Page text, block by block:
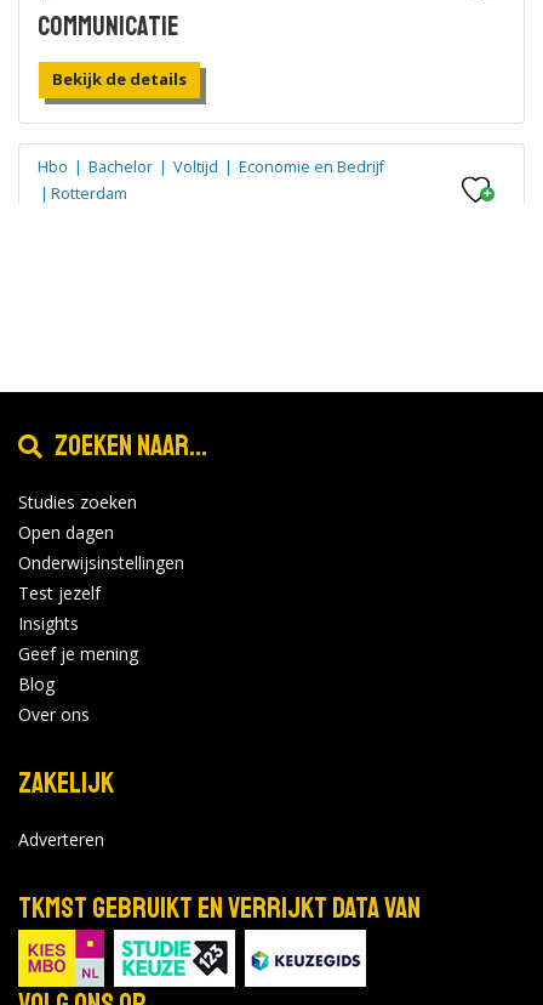
Communicatie
Bekijk de details
Hbo | Bachelor | Voltijd | Economie en Bedrijf
| Rotterdam
Sociaal-Juridische Dienstverlening
Bekijk de details
Bachelor |
| Rotterdam
Opleiding tot leraar
Basisonderwijs
|Rotterdam
Bekijk de details
Zoeken naar...
Studies zoeken
Open dagen
Onderwijsinstellingen
Test jezelf
Insights
Geef je mening
Blog
Over ons
Zakelijk
Adverteren
TKMST gebruikt en verrijkt data van